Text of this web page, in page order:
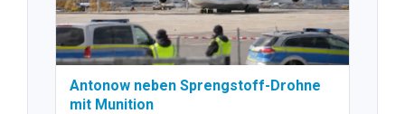
Antonow neben Sprengstoff-Drohne
mit Munition